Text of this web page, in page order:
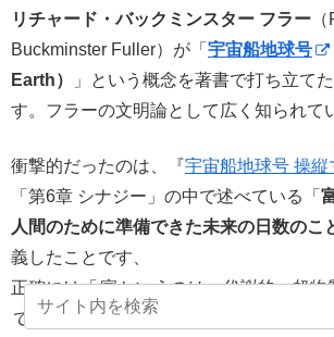
リチャード・バックミンスター フラー
Buckminster Fuller）が「 宇宙船地球号
Earth）
」という概念を著書で打ち立て
す。フラーの文明論として広く知られて
衝撃的だったのは、『宇宙船地球号 操縦
「第6章 シナジー」の中で述べている「
人間のために準備できた未来の日数のこ
義したことです、
正確には「富というのは、代謝的、超物
て、物質的に規定されたある時間と空間